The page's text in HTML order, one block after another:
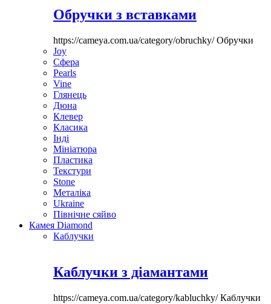
Обручки з вставками
https://cameya.com.ua/category/obruchky/Обручки
Joy
Сфера
Pearls
Vine
Глянець
Дюна
Клевер
Класика
Інді
Мініатюра
Пластика
Текстури
Stone
Металіка
Ukraine
Північне сяйво
Камея Diamond
Каблучки
Каблучки з діамантами
https://cameya.com.ua/category/kabluchky/Каблучки